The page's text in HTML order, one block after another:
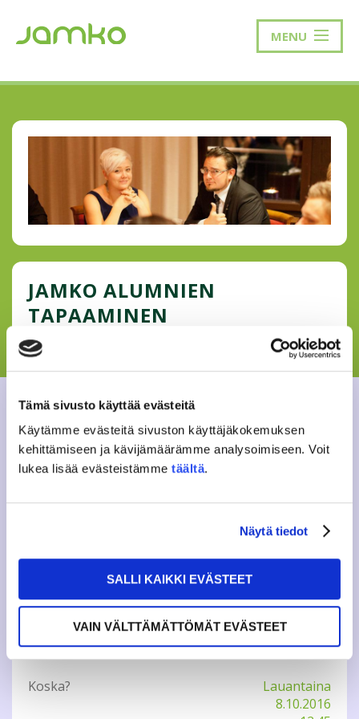
Tämä sivusto käyttää evästeitä
Käytämme evästeitä sivuston käyttäjäkokemuksen
kehittämiseen ja kävijämäärämme analysoimiseen. Voit
lukea lisää evästeistämme täältä.
Näytä tiedot
SALLI KAIKKI EVÄSTEET
VAIN VÄLTTÄMÄTTÖMÄT EVÄSTEET
MENU
JAMKO ALUMNIEN
TAPAAMINEN
JAMKO Alumnit on JAMKOssa aktiivisesti vaikuttaneiden
toimijoiden verkosto, joka kokoontuu yhteen pari kertaa
alkaen. Lämpimästi tervetuloa tapaamaan vanhoja
tuttuja, tutustumaan uusiin ja verkostoitumaan!
ILMOITTAUTUMINEN
Lisätietoja: minnajohanna.koivisto(a)gmail.com
INFO
Koska?
Lauantaina
8.10.2016